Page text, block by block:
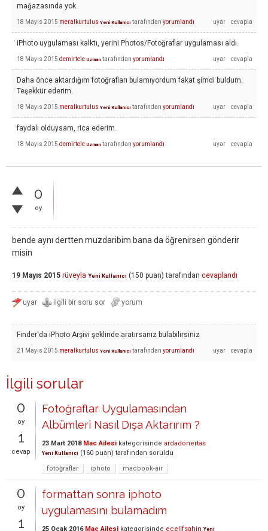
mağazasında yok.
18 Mayıs 2015 meralkurtulus Yeni Kullanıcı tarafından yorumlandı
iPhoto uygulaması kalktı, yerini Photos/Fotoğraflar uygulaması aldı.
18 Mayıs 2015 demirtele Uzman tarafından yorumlandı
Daha önce aktardığım fotoğrafları bulamıyordum fakat şimdi buldum.
Teşekkür ederim.
18 Mayıs 2015 meralkurtulus Yeni Kullanıcı tarafından yorumlandı
faydalı olduysam, rica ederim.
18 Mayıs 2015 demirtele Uzman tarafından yorumlandı
0
oy
bende aynı dertten muzdaribim bana da öğrenirsen gönderir
misin
19 Mayıs 2015 rüveyla Yeni Kullanıcı (150 puan) tarafından cevaplandı
Finder'da iPhoto Arşivi şeklinde aratırsanız bulabilirsiniz
21 Mayıs 2015 meralkurtulus Yeni Kullanıcı tarafından yorumlandı
İlgili sorular
0
oy
1
cevap
Fotoğraflar Uygulamasından
Albümleri Nasıl Dışa Aktarırım ?
23 Mart 2018 Mac Ailesi kategorisinde ardadonertas
Yeni Kullanıcı (160 puan) tarafından soruldu
fotoğraflar
iphoto macbook-air
0
oy
1
formattan sonra iphoto
uygulamasını bulamadım
25 Ocak 2016 Mac Ailesi kategorisinde ecelifsahin Yeni